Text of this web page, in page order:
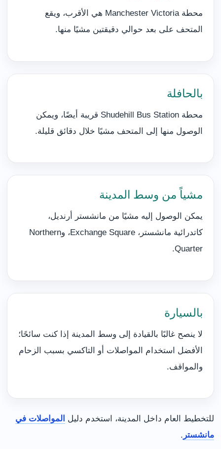
محطة Manchester Victoria هي الأقرب، ويقع
المتحف على بعد حوالي دقيقتين مشيًا منها.
بالحافلة
محطة Shudehill Bus Station قريبة أيضًا، ويمكن
الوصول منها إلى المتحف مشيًا خلال دقائق قليلة.
مشياً من وسط المدينة
يمكن الوصول إليه مشيًا من مانشستر أرنديل،
كاتدرائية مانشستر، Exchange Square، وNorthern
Quarter.
بالسيارة
لا ينصح غالبًا بالقيادة إلى وسط المدينة إذا كنت سائحًا؛
الأفضل استخدام المواصلات أو التاكسي بسبب الزحام
والمواقف.
للتخطيط العام داخل المدينة، استخدم دليل المواصلات في
مانشستر .